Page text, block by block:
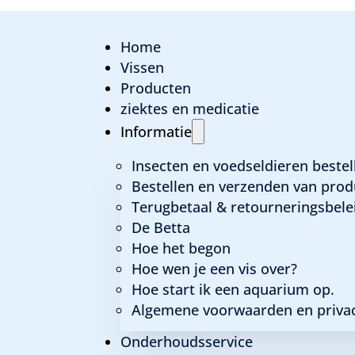
Home
Vissen
Producten
ziektes en medicatie
Informatie
Insecten en voedseldieren
Bestellen en verzenden van
Terugbetaal &
De Betta
Hoe het begon
Hoe wen je een vis over?
Hoe start ik een aquarium op.
Algemene voorwaarden en
Onderhoudsservice